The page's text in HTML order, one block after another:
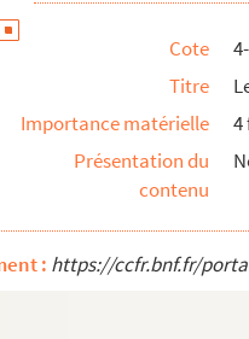
12)
13 à 17)
20)
par le vote des femmes
(chapitre 29)
30)
31)
Cote
Titre
Importance matérielle
4
Présentation du
contenu
: https://ccfr.bnf.fr/